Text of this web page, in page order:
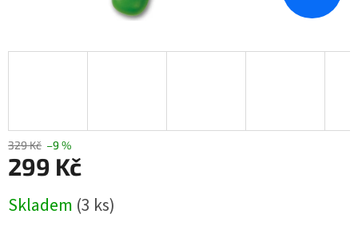
329 Kč –9 %
299 Kč
cena:
Skladem (3 ks)